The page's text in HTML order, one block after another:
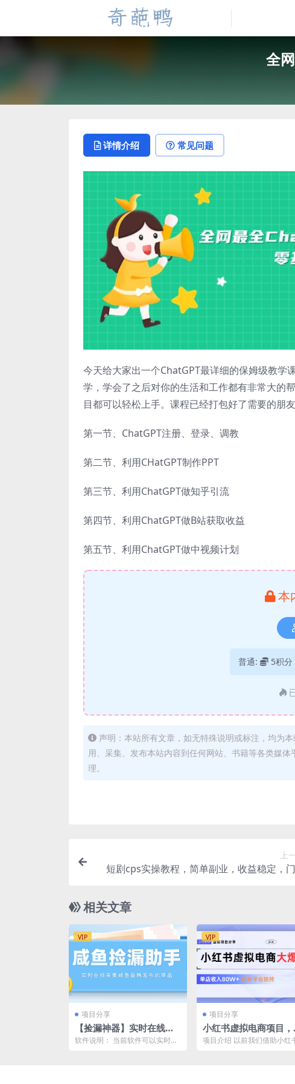
全
详情介绍 常见问题
今天给大家出一个ChatGPT最详细的保姆级教学
学，学会了之后对你的生活和工作都有非常大的
目都可以轻松上手。课程已经打包好了需要的朋友
第一节、ChatGPT注册、登录、调教
第二节、利用CHatGPT制作PPT
第三节、利用ChatGPT做知乎引流
第四节、利用ChatGPT做B站获取收益
第五节、利用ChatGPT做中视频计划
本
普通: 5积分
声明：本站所有文章，如无特殊说明或标注，均为
用、采集、发布本站内容到任何网站、书籍等各类媒
理。
上
短剧cps实操教程，简单副业，收益稳定，
相关文章
VIP
项目分享
【捡漏神器】实时在线采
集咸鱼最新发布的商品 咸
软件说明： 当前软件可以实时在
VIP
项目分享
小红书虚拟电商项目，
手单店月入1W，0门
项目介绍 以前我们借助小红